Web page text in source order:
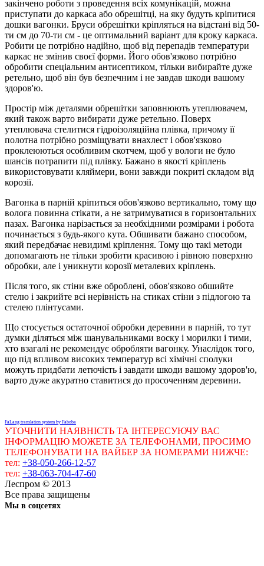
закінчено роботи з проведення всіх комунікацій, можна
приступати до каркаса або обрешітці, на яку будуть кріпитися
дошки вагонки. Бруси обрешітки кріпляться на відстані від 50-
ти см до 70-ти см - це оптимальний варіант для кроку каркаса.
Робити це потрібно надійно, щоб від перепадів температури
каркас не змінив своєї форми. Його обов'язково потрібно
обробити спеціальним антисептиком, тільки вибирайте дуже
ретельно, щоб він був безпечним і не завдав шкоди вашому
здоров'ю.
Простір між деталями обрешітки заповнюють утеплювачем,
який також варто вибирати дуже ретельно. Поверх
утеплювача стелитися гідроізоляційна плівка, причому її
полотна потрібно розміщувати внахлест і обов'язково
проклеюються особливим скотчем, щоб у вологи не було
шансів потрапити під плівку. Бажано в якості кріплень
використовувати кляймери, вони завжди покриті складом від
корозії.
Вагонка в парній кріпиться обов'язково вертикально, тому що
волога повинна стікати, а не затримуватися в горизонтальних
пазах. Вагонка нарізається за необхідними розмірами і робота
починається з будь-якого кута. Обшивати бажано способом,
який передбачає невидимі кріплення. Тому що такі методи
допомагають не тільки зробити красивою і рівною поверхню
обробки, але і уникнути корозії металевих кріплень.
Після того, як стіни вже оброблені, обов'язково обшийте
стелю і закрийте всі нерівність на стиках стіни з підлогою та
стелею плінтусами.
Що стосується остаточної обробки деревини в парній, то тут
думки діляться між шанувальниками воску і морилки і тими,
хто взагалі не рекомендує обробляти вагонку. Унаслідок того,
що під впливом високих температур всі хімічні сполуки
можуть придбати летючість і завдати шкоди вашому здоров'ю,
варто дуже акуратно ставитися до просоченням деревини.
FaLang translation system by Faboba
УТОЧНИТИ НАЯВНІСТЬ ТА ІНТЕРЕСУЮЧУ ВАС
ІНФОРМАЦІЮ МОЖЕТЕ ЗА ТЕЛЕФОНАМИ, ПРОСИМО
ТЕЛЕФОНУВАТИ НА ВАЙБЕР ЗА НОМЕРАМИ НИЖЧЕ:
тел: +38-050-266-12-57
тел: +38-063-704-47-60
Леспром © 2013
Все права защищены
Мы в соцсетях